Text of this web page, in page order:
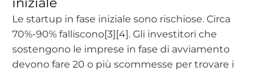
Le startup in fase iniziale sono rischiose. Circa
70%-90% falliscono[3][4]. Gli investitori che
sostengono le imprese in fase di avviamento
devono fare 20 o più scommesse per trovare i